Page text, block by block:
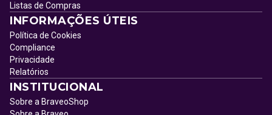
Listas de Compras
INFORMAÇÕES ÚTEIS
Política de Cookies
Compliance
Privacidade
Relatórios
INSTITUCIONAL
Sobre a BraveoShop